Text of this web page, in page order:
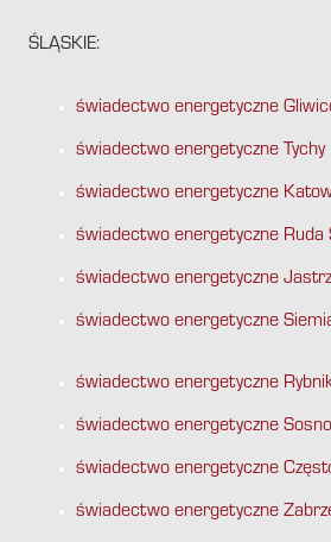
ŚLĄSKIE:
świadectwo energetyczne
świadectwo energetyczne Tychy
świadectwo energetyczne
świadectwo energetyczne Ruda
świadectwo energetyczne
świadectwo energetyczne
świadectwo energetyczne
świadectwo energetyczne
świadectwo energetyczne
świadectwo energetyczne